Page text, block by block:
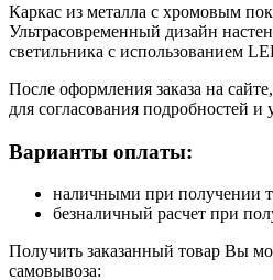
Каркас из металла с хромовым
Ультрасовременный дизайн
светильника с использованием
После оформления заказа на
для согласования подробностей и
Варианты оплаты:
наличными при получении
безналичный расчет при
Получить заказанный товар Вы
самовывоза: